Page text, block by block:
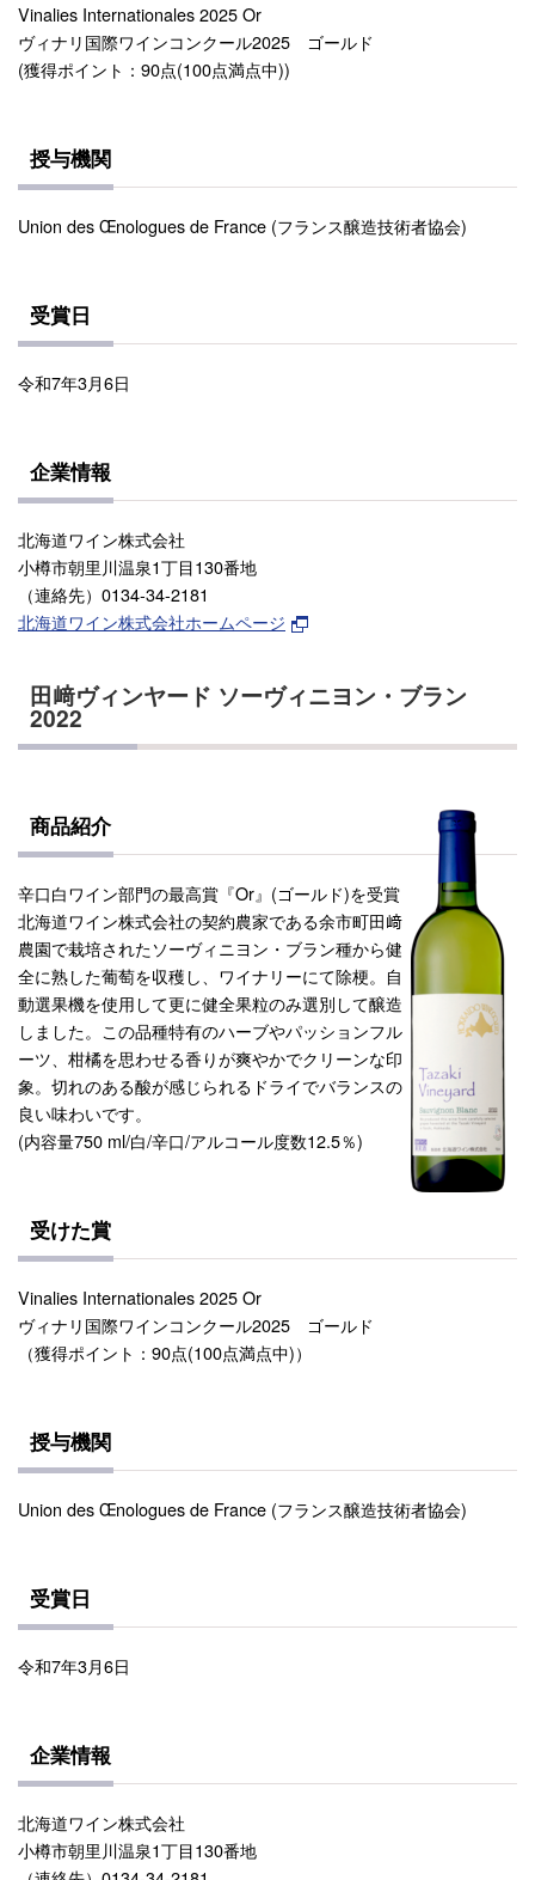
Vinalies Internationales 2025 Or
ヴィナリ国際ワインコンクール2025 ゴールド
(獲得ポイント：90点(100点満点中))
授与機関
Union des Œnologues de France (フランス醸造技術者協会)
受賞日
令和7年3月6日
企業情報
北海道ワイン株式会社
小樽市朝里川温泉1丁目130番地
（連絡先）0134-34-2181
北海道ワイン株式会社ホームページ
田﨑ヴィンヤード ソーヴィニヨン・ブラン
2022
商品紹介
辛口白ワイン部門の最高賞『Or』(ゴールド)を受賞
北海道ワイン株式会社の契約農家である余市町田﨑
農園で栽培されたソーヴィニヨン・ブラン種から健
全に熟した葡萄を収穫し、ワイナリーにて除梗。自
動選果機を使用して更に健全果粒のみ選別して醸造
しました。この品種特有のハーブやパッションフル
ーツ、柑橘を思わせる香りが爽やかでクリーンな印
象。切れのある酸が感じられるドライでバランスの
良い味わいです。
(内容量750 ml/白/辛口/アルコール度数12.5％)
受けた賞
Vinalies Internationales 2025 Or
ヴィナリ国際ワインコンクール2025 ゴールド
（獲得ポイント：90点(100点満点中)）
授与機関
Union des Œnologues de France (フランス醸造技術者協会)
受賞日
令和7年3月6日
企業情報
北海道ワイン株式会社
小樽市朝里川温泉1丁目130番地